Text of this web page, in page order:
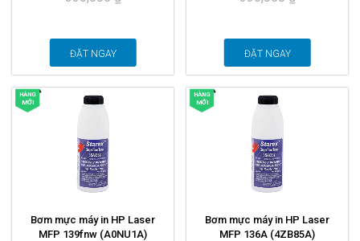
ĐẶT NGAY ĐẶT NGAY
HÀNG
MỚI
Bơm mực máy in HP Laser
MFP 139fnw (A0NU1A)
HÀNG
MỚI
Bơm mực máy in HP Laser
MFP 136A (4ZB85A)